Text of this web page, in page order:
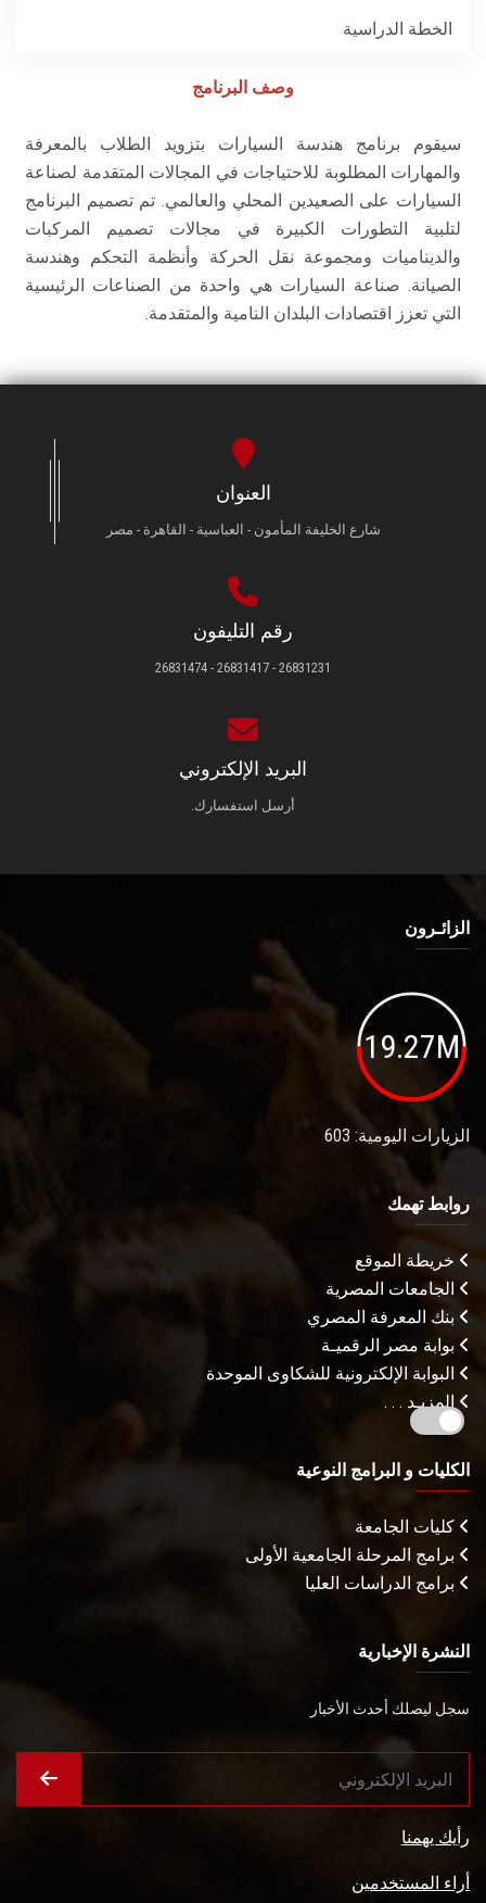
الخريجين
الموظفون
الزائـرون
سجل الان
الخطة الدراسية
وصف البرنامج
سيقوم برنامج هندسة السيارات بتزويد الطلاب بالمعرفة
والمهارات المطلوبة للاحتياجات في المجالات المتقدمة لصناعة
السيارات على الصعيدين المحلي والعالمي. تم تصميم البرنامج
لتلبية التطورات الكبيرة في مجالات تصميم المركبات
والديناميات ومجموعة نقل الحركة وأنظمة التحكم وهندسة
الصيانة. صناعة السيارات هي واحدة من الصناعات الرئيسية
التي تعزز اقتصادات البلدان النامية والمتقدمة.
العنوان
شارع الخليفة المأمون - العباسية - القاهرة - مصر
رقم التليفون
26831231 - 26831417 - 26831474
البريد الإلكتروني
أرسل استفسارك.
الزائـرون
19.27M
الزيارات اليومية: 603
روابط تهمك
خريطة الموقع
الجامعات المصرية
بنك المعرفة المصري
بوابة مصر الرقميـة
البوابة الإلكترونية للشكاوى الموحدة
المزيـد . . .
الكليات و البرامج النوعية
كليات الجامعة
برامج المرحلة الجامعية الأولى
برامج الدراسات العليا
النشرة الإخبارية
سجل ليصلك أحدث الأخبار
رأيك يهمنا
أراء المستخدمين